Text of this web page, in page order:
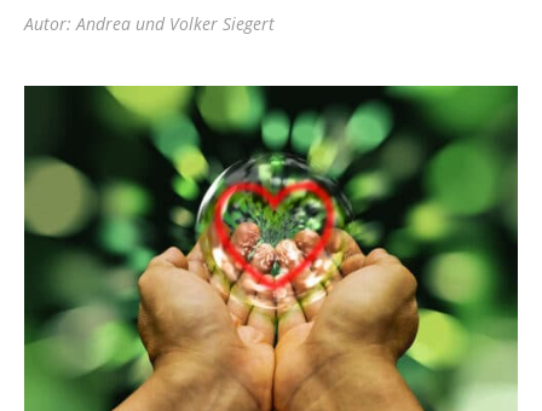
Autor: Andrea und Volker Siegert